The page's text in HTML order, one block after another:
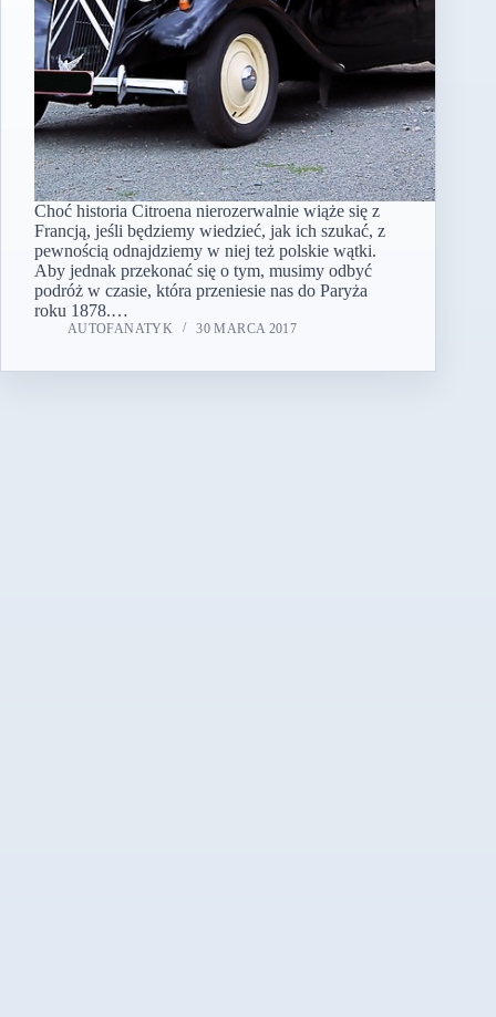
Choć historia Citroena nierozerwalnie wiąże się z
Francją, jeśli będziemy wiedzieć, jak ich szukać, z
pewnością odnajdziemy w niej też polskie wątki.
Aby jednak przekonać się o tym, musimy odbyć
podróż w czasie, która przeniesie nas do Paryża
roku 1878.…
AUTOFANATYK 30 MARCA 2017